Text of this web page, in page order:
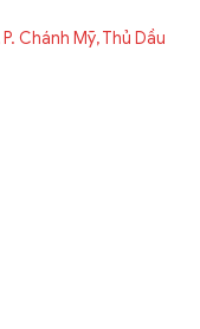
Chánh Mỹ, Thủ Dầu